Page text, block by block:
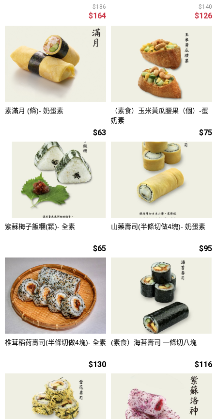
$186
$164
$140
$126
素滿月 (條)- 奶蛋素
$63
（素食）玉米黃瓜腰果（個）-蛋
奶素
$75
紫蘇梅子飯糰(顆)- 全素
$65
山藥壽司(半條切做4塊)- 奶蛋素
$95
椎茸稻荷壽司(半條切做4塊)- 全素
$130
(素食）海苔壽司 一條切八塊
$116